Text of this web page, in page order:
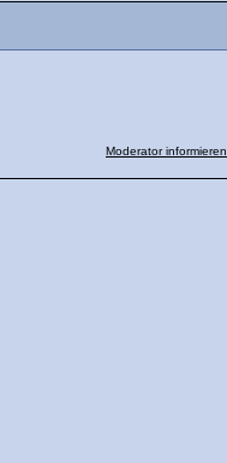
Moderator informieren